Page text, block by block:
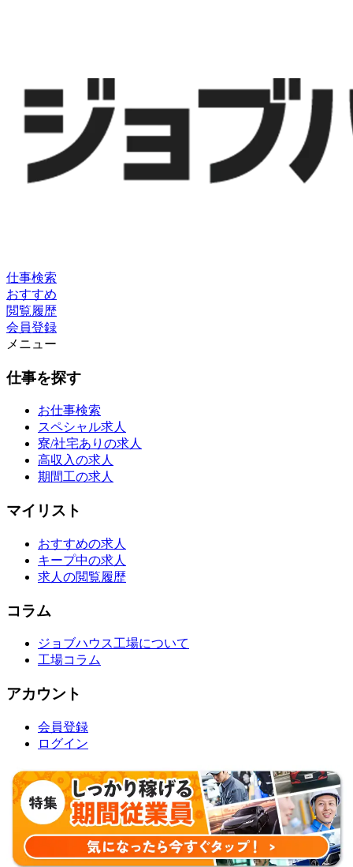
仕事検索
おすすめ
閲覧履歴
会員登録
メニュー
仕事を探す
お仕事検索
スペシャル求人
寮/社宅ありの求人
高収入の求人
期間工の求人
マイリスト
おすすめの求人
キープ中の求人
求人の閲覧履歴
コラム
ジョブハウス工場について
工場コラム
アカウント
会員登録
ログイン